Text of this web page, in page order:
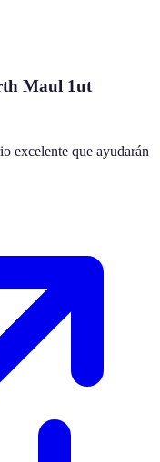
Maul 1ut
excelente que ayudarán